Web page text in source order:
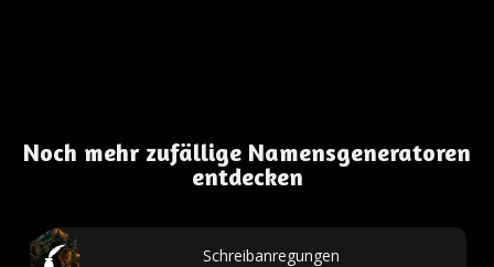
Noch mehr zufällige Namensgeneratoren
entdecken
Schreibanregungen